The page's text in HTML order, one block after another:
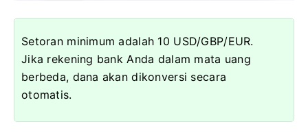
Setoran minimum adalah 10 USD/GBP/EUR.
Jika rekening bank Anda dalam mata uang
berbeda, dana akan dikonversi secara
otomatis.